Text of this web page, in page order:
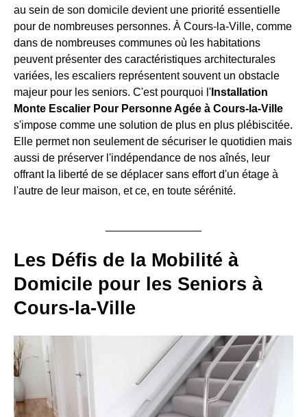
au sein de son domicile devient une priorité essentielle
pour de nombreuses personnes. À Cours-la-Ville, comme
dans de nombreuses communes où les habitations
peuvent présenter des caractéristiques architecturales
variées, les escaliers représentent souvent un obstacle
majeur pour les seniors. C'est pourquoi l' Installation
Monte Escalier Pour Personne Agée à Cours-la-Ville
s'impose comme une solution de plus en plus plébiscitée.
Elle permet non seulement de sécuriser le quotidien mais
aussi de préserver l'indépendance de nos aînés, leur
offrant la liberté de se déplacer sans effort d'un étage à
l'autre de leur maison, et ce, en toute sérénité.
Les Défis de la Mobilité à
Domicile pour les Seniors à
Cours-la-Ville